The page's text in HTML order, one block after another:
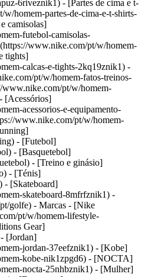
6riveznik1) - [Partes de cima e t-
homem-partes-de-cima-e-t-shirts-
camisolas]
futebol-camisolas-
www.nike.com/pt/w/homem-
tights]
calcas-e-tights-2kq19znik1) -
pt/w/homem-fatos-treinos-
pt/w/homem-
[Acessórios]
acessorios-e-equipamento-
www.nike.com/pt/w/homem-
- [Futebol]
- [Basquetebol]
- [Treino e ginásio]
- [Ténis]
- [Skateboard]
skateboard-8mfrfznik1) -
golfe) - Marcas - [Nike
pt/w/homem-lifestyle-
Gear]
[Jordan]
jordan-37eefznik1) - [Kobe]
kobe-nik1zpgd6) - [NOCTA]
nocta-25nhbznik1) - [Mulher]